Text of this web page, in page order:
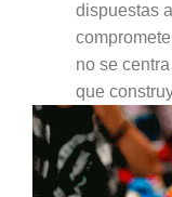
dispuestas
no se
que